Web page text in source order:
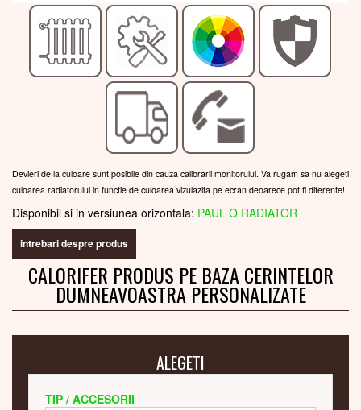
Devieri de la culoare sunt posibile din cauza calibrarii monitorului. Va rugam sa nu alegeti
culoarea radiatorului in functie de culoarea vizulazita pe ecran deoarece pot fi diferente!
Disponibil si in versiunea orizontala: PAUL O RADIATOR
intrebari despre produs
CALORIFER PRODUS PE BAZA CERINTELOR
DUMNEAVOASTRA PERSONALIZATE
ALEGETI
TIP / ACCESORII